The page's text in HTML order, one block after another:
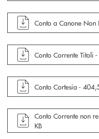
apre documento in
Conto a Canone Non
apre documento in
Conto Corrente Titoli -
apre documento in
Conto Cortesia -
apre documento in
Conto Corrente non
KB